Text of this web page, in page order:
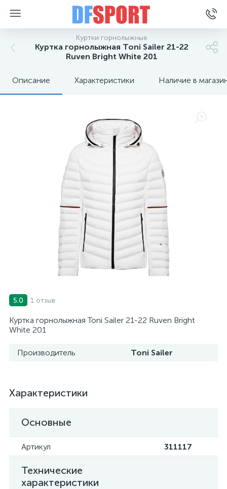
Куртки горнолыжные
Куртка горнолыжная Toni Sailer 21-22
Ruven Bright White 201
Описание Характеристики Наличие в
5.0 1 отзыв
Куртка горнолыжная Toni Sailer 21-22 Ruven Bright
White 201
Производитель Toni Sailer
Характеристики
Основные
Артикул 311117
Технические
характеристики